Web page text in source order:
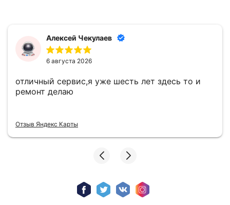
Алексей Чекулаев
6 августа 2026
отличный сервис,я уже шесть лет здесь то и
ремонт делаю
Отзыв Яндекс Карты